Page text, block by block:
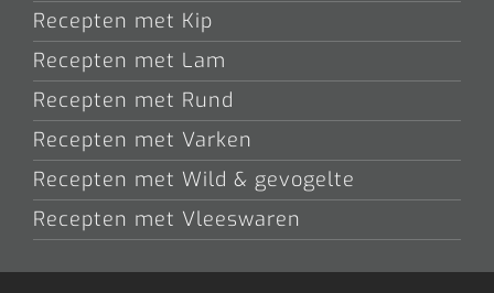
Recepten met Kip
Recepten met Lam
Recepten met Rund
Recepten met Varken
Recepten met Wild & gevogelte
Recepten met Vleeswaren